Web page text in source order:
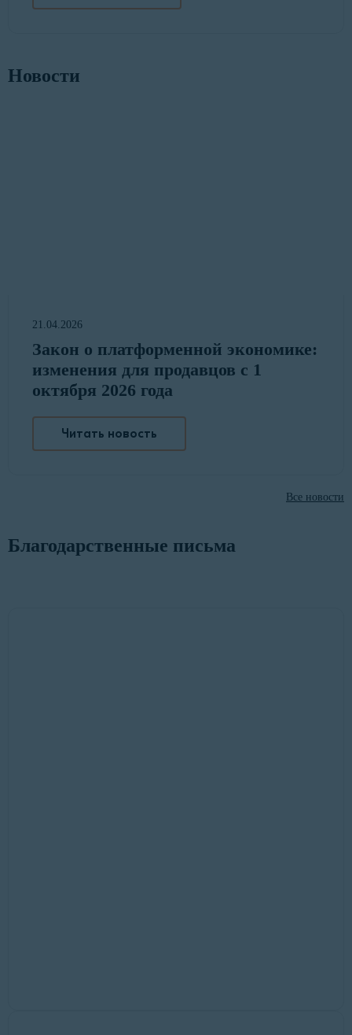
Новости
21.04.2026
Закон о платформенной экономике:
изменения для продавцов с 1
октября 2026 года
Читать новость
Все новости
Благодарственные письма